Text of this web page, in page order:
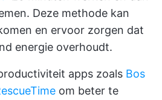
Deze methode kan
en ervoor zorgen dat
energie overhoudt.
apps zoals Bos
om beter te